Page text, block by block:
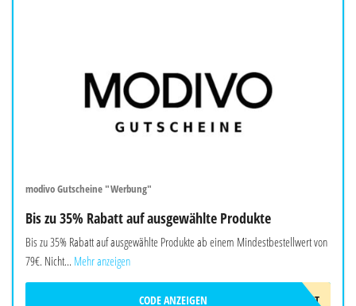
modivo Gutscheine "Werbung"
Bis zu 35% Rabatt auf ausgewählte Produkte
Bis zu 35% Rabatt auf ausgewählte Produkte ab einem Mindestbestellwert von
79€. Nicht... Mehr anzeigen
LAST
CODE ANZEIGEN